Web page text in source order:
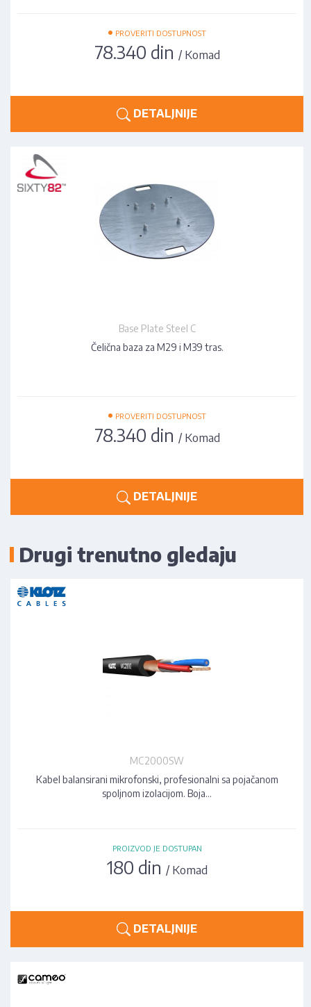
• PROVERITI DOSTUPNOST
78.340 din / Komad
DETALJNIJE
Base Plate Steel C
Čelična baza za M29 i M39 tras.
• PROVERITI DOSTUPNOST
78.340 din / Komad
DETALJNIJE
Drugi trenutno gledaju
MC2000SW
Kabel balansirani mikrofonski, profesionalni sa pojačanom
spoljnom izolacijom. Boja…
PROIZVOD JE DOSTUPAN
180 din / Komad
DETALJNIJE